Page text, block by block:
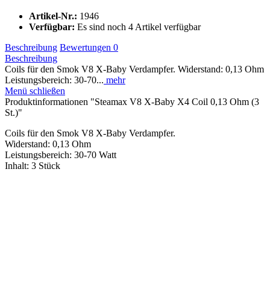
Artikel-Nr.: 1946
Verfügbar: Es sind noch 4 Artikel verfügbar
Beschreibung Bewertungen 0
Beschreibung
Coils für den Smok V8 X-Baby Verdampfer. Widerstand: 0,13 Ohm
Leistungsbereich: 30-70... mehr
Menü schließen
Produktinformationen "Steamax V8 X-Baby X4 Coil 0,13 Ohm (3
St.)"
Coils für den Smok V8 X-Baby Verdampfer.
Widerstand: 0,13 Ohm
Leistungsbereich: 30-70 Watt
Inhalt: 3 Stück